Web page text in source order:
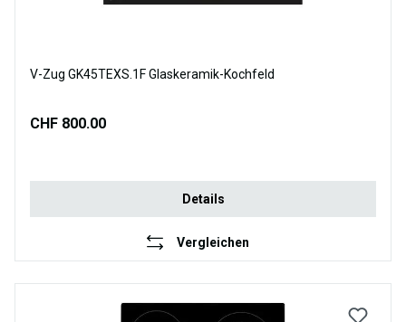
V-Zug GK45TEXS.1F Glaskeramik-Kochfeld
CHF 800.00
Details
Vergleichen